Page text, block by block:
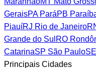
GeraisPAParáPB
PiauíRJ Rio de Janeiro
Grande do Sul RO
CatarinaSP São PauloSE
Principais Cidades